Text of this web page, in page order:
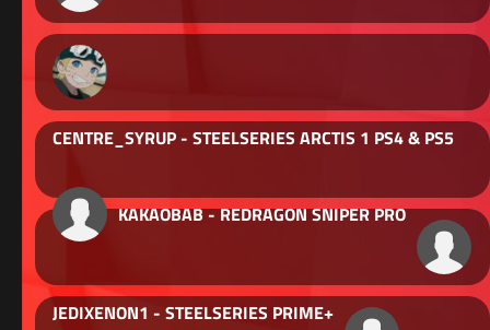
CENTRE_SYRUP - STEELSERIES ARCTIS 1 PS4 & PS5
KAKAOBAB - REDRAGON SNIPER PRO
JEDIXENON1 - STEELSERIES PRIME+